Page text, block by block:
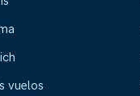
vuelos